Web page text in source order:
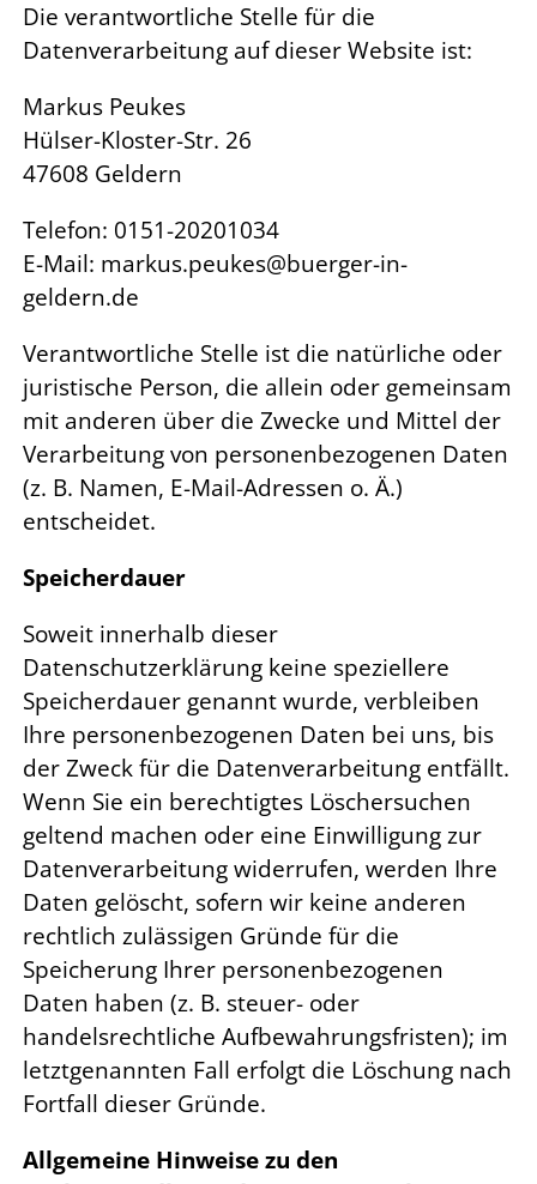
Die verantwortliche Stelle für die
Datenverarbeitung auf dieser Website ist:
Markus Peukes
Hülser-Kloster-Str. 26
47608 Geldern
Telefon: 0151-20201034
E-Mail: markus.peukes@buerger-in-
geldern.de
Verantwortliche Stelle ist die natürliche oder
juristische Person, die allein oder gemeinsam
mit anderen über die Zwecke und Mittel der
Verarbeitung von personenbezogenen Daten
(z. B. Namen, E-Mail-Adressen o. Ä.)
entscheidet.
Speicherdauer
Soweit innerhalb dieser
Datenschutzerklärung keine speziellere
Speicherdauer genannt wurde, verbleiben
Ihre personenbezogenen Daten bei uns, bis
der Zweck für die Datenverarbeitung entfällt.
Wenn Sie ein berechtigtes Löschersuchen
geltend machen oder eine Einwilligung zur
Datenverarbeitung widerrufen, werden Ihre
Daten gelöscht, sofern wir keine anderen
rechtlich zulässigen Gründe für die
Speicherung Ihrer personenbezogenen
Daten haben (z. B. steuer- oder
handelsrechtliche Aufbewahrungsfristen); im
letztgenannten Fall erfolgt die Löschung nach
Fortfall dieser Gründe.
Allgemeine Hinweise zu den